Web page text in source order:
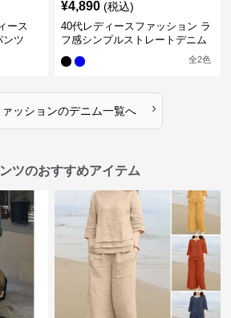
ース
ンツ
¥4,890 (税込)
40代レディースファッション ラ
フ感シンプルストレートデニム
全2色
ッションのデニム一覧へ ›
ツのおすすめアイテム